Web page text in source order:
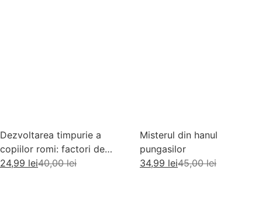
Dezvoltarea timpurie a
copiilor romi: factori de
risc si factori de protectie
40,00lei
24,99 lei
Misterul din hanul
pungasilor
45,00lei
34,99 lei